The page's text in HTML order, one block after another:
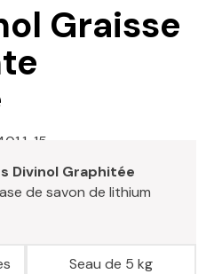
Graisse
401.1-15
Divinol Graphitée
de savon de lithium
Seau de 5 kg